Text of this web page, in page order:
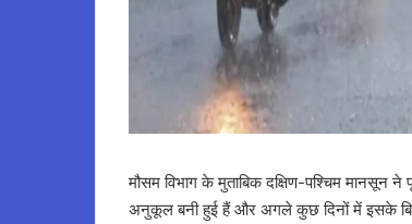
मौसम विभाग के मुताबिक दक्षिण-पश्चिम मानसून ने
अनुकूल बनी हुई हैं और अगले कुछ दिनों में इसके